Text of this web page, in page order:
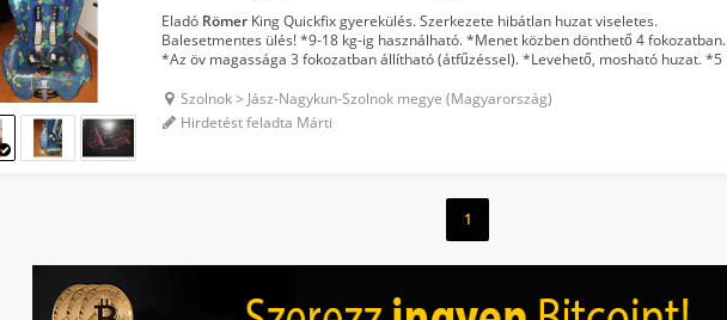
Eladó Römer King Quickfix gyerekülés. Szerkezete hibátlan huzat viseletes.
Balesetmentes ülés! *9-18 kg-ig használható. *Menet közben dönthető 4 fokozatban.
*Az öv magassága 3 fokozatban állítható (átfűzéssel). *Levehető, mosható huzat. *5
Szolnok > Jász-Nagykun-Szolnok megye (Magyarország)
Hirdetést feladta Márti
1